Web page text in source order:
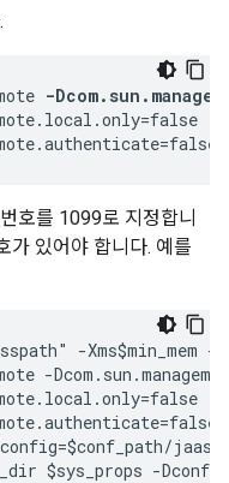
-
호를 1099로 지정합니
가 있어야 합니다. 예를
-Xms$min_mem -
-
$sys_props -